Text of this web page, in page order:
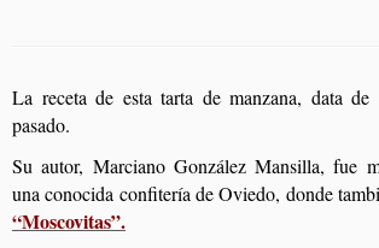
La receta de esta tarta de manzana, data
pasado.
Su autor, Marciano González Mansilla, fue
una conocida confitería de Oviedo, donde
“Moscovitas”.